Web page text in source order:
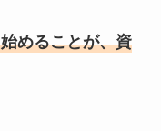
めることが、資